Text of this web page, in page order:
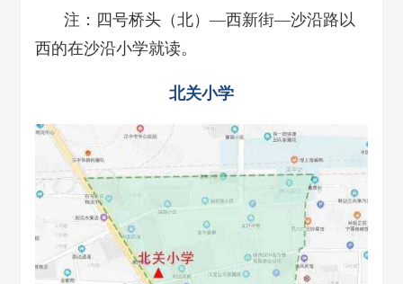
注：四号桥头（北）—西新街—沙沿路以
西的在沙沿小学就读。
北关小学